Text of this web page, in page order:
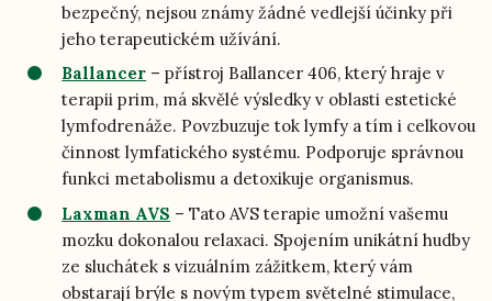
bezpečný, nejsou známy žádné vedlejší účinky při
jeho terapeutickém užívání.
Ballancer – přístroj Ballancer 406, který hraje v
terapii prim, má skvělé výsledky v oblasti estetické
lymfodrenáže. Povzbuzuje tok lymfy a tím i celkovou
činnost lymfatického systému. Podporuje správnou
funkci metabolismu a detoxikuje organismus.
Laxman AVS – Tato AVS terapie umožní vašemu
mozku dokonalou relaxaci. Spojením unikátní hudby
ze sluchátek s vizuálním zážitkem, který vám
obstarají brýle s novým typem světelné stimulace,